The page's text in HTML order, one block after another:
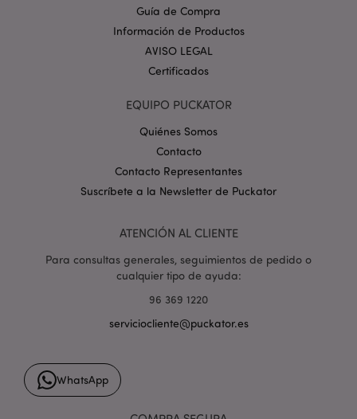
Guía de Compra
Información de Productos
AVISO LEGAL
Certificados
EQUIPO PUCKATOR
Quiénes Somos
Contacto
Contacto Representantes
Suscríbete a la Newsletter de Puckator
ATENCIÓN AL CLIENTE
Para consultas generales, seguimientos de pedido o
cualquier tipo de ayuda:
96 369 1220
serviciocliente@puckator.es
WhatsApp
PHPSESSID
PHP.net